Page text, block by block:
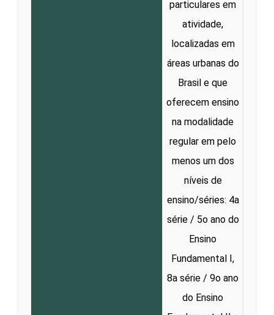
particulares em
atividade,
localizadas em
áreas urbanas do
Brasil e que
oferecem ensino
na modalidade
regular em pelo
menos um dos
níveis de
ensino/séries: 4a
série / 5o ano do
Ensino
Fundamental I,
8a série / 9o ano
do Ensino